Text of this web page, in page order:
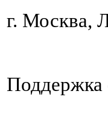
г. Москва,
Поддержка